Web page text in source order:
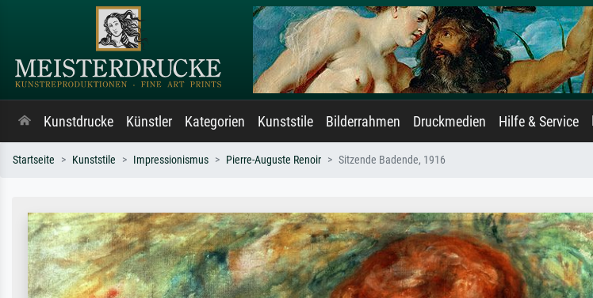
Kunstdrucke Künstler Kategorien Kunststile Bilderrahmen Druckmedien Hilfe & Service
Startseite Kunststile Impressionismus Pierre-Auguste Renoir Sitzende Badende, 1916